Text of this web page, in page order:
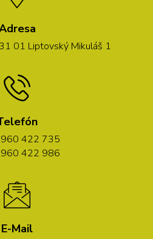
01 Liptovský Mikuláš 1
422 735
422 986
E-Mail